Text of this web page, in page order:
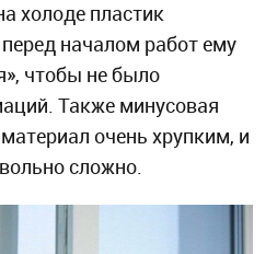
холоде пластик
началом работ ему
чтобы не было
Также минусовая
очень хрупким, и
сложно.